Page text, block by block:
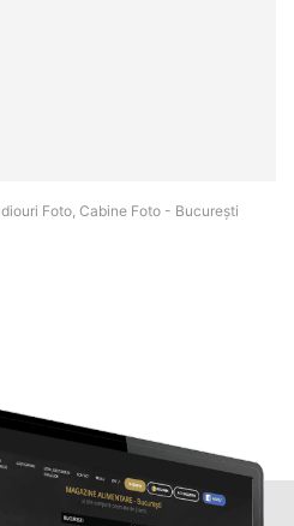
Foto, Cabine Foto - Bucureşti